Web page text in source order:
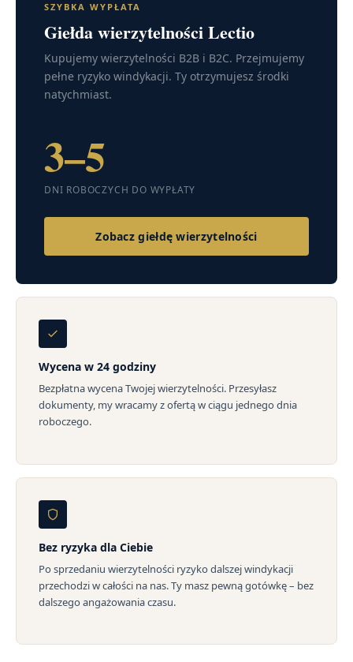
SZYBKA WYPŁATA
Giełda wierzytelności Lectio
Kupujemy wierzytelności B2B i B2C. Przejmujemy
pełne ryzyko windykacji. Ty otrzymujesz środki
natychmiast.
3–5
DNI ROBOCZYCH DO WYPŁATY
Zobacz giełdę wierzytelności
Wycena w 24 godziny
Bezpłatna wycena Twojej wierzytelności. Przesyłasz
dokumenty, my wracamy z ofertą w ciągu jednego dnia
roboczego.
Bez ryzyka dla Ciebie
Po sprzedaniu wierzytelności ryzyko dalszej windykacji
przechodzi w całości na nas. Ty masz pewną gotówkę – bez
dalszego angażowania czasu.